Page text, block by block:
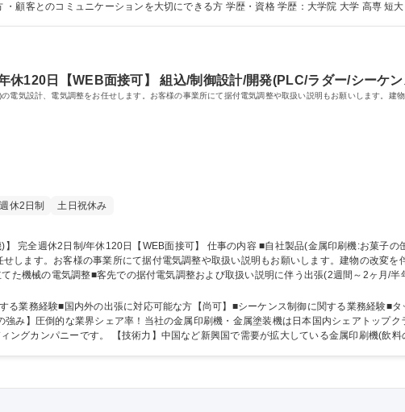
を大切にできる方 学歴・資格 学歴：大学院 大学 高専 短大 専修学校
休120日【WEB面接可】 組込/制御設計/開発(PLC/ラダー/シーケ
気設計、電気調整をお任せします。お客様の事業所にて据付電気調整や取扱い説明もお願いします。建
休2日制 土日祝休み
します。お客様の事業所にて据付電気調整や取扱い説明もお願いします。建物の改変を
年に4台ほど作成。【入社後】OJTにて先輩のサポートをしながら学んでいただきます。
休2日制/年休120日【WEB面接
る業務経験■国内外の出張に対応可能な方【尚可】■シーケンス制御に関する業務経験■タ
ングカンパニーです。 【技術力】中国など新興国で需要が拡大している金属印刷機(飲料